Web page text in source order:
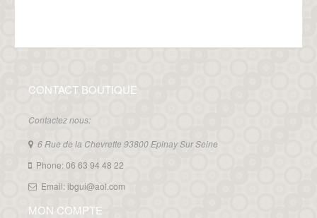
CONTACT BOUTIQUE
Contactez nous:
6 Rue de la Chevrette 93800 Epinay Sur Seine
Phone: 06 63 94 48 22
Email: ibgui@aol.com
MON COMPTE